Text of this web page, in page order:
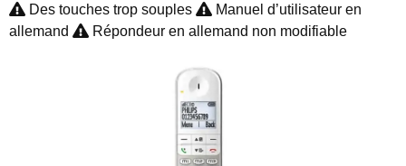
Des touches trop souples
Manuel d’utilisateur en
allemand
Répondeur en allemand non modifiable